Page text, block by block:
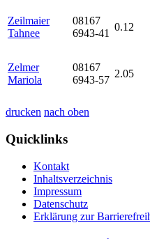
Zeilmaier
Tahnee
08167
6943-41
0.12
Zelmer
Mariola
08167
6943-57
2.05
drucken nach oben
Quicklinks
Kontakt
Inhaltsverzeichnis
Impressum
Datenschutz
Erklärung zur